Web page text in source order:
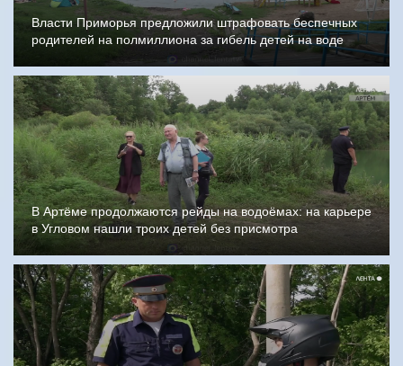
Власти Приморья предложили штрафовать беспечных
родителей на полмиллиона за гибель детей на воде
В Артёме продолжаются рейды на водоёмах: на карьере
в Угловом нашли троих детей без присмотра